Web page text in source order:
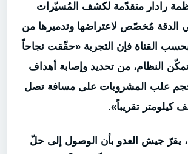
رادار متقدّمة لكشف المُسيّرات
الدقة مُخصّص لاعتراضها وتدميرها من
القناة فإن التجربة «حقّقت نجاحاً
تمكّن النظام، من تحديد وإصابة أهداف
علب المشروبات على مسافة تصل
كيلومتر تقريباً».
يقرّ جيش العدو بأن الوصول إلى حلّ